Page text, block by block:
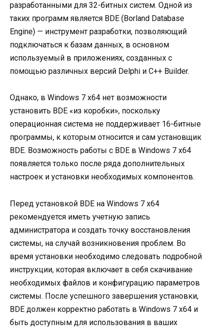
разработанными для 32-битных систем. Одной из
таких программ является BDE (Borland Database
Engine) — инструмент разработки, позволяющий
подключаться к базам данных, в основном
используемый в приложениях, созданных с
помощью различных версий Delphi и C++ Builder.
Однако, в Windows 7 x64 нет возможности
установить BDE «из коробки», поскольку
операционная система не поддерживает 16-битные
программы, к которым относится и сам установщик
BDE. Возможность работы с BDE в Windows 7 x64
появляется только после ряда дополнительных
настроек и установки необходимых компонентов.
Перед установкой BDE на Windows 7 x64
рекомендуется иметь учетную запись
администратора и создать точку восстановления
системы, на случай возникновения проблем. Во
время установки необходимо следовать подробной
инструкции, которая включает в себя скачивание
необходимых файлов и конфигурацию параметров
системы. После успешного завершения установки,
BDE должен корректно работать в Windows 7 x64 и
быть доступным для использования в ваших